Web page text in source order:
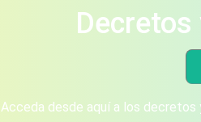
Acceda desde aquí a los